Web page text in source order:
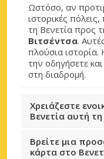
Ωστόσο, αν
ιστορικές
τη Βενετία προς
Βιτσέντσα.
πλούσια ιστορία.
την οδηγήσετε
στη διαδρομή.
Χρειάζεστε
Βενετία αυτή τη
Βρείτε μια
κάρτα στο